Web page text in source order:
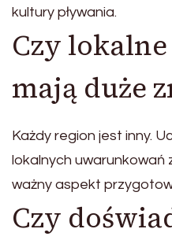
kultury pływania.
Czy
mają duże
Każdy region jest inny.
lokalnych uwarunkowań
ważny aspekt
Czy